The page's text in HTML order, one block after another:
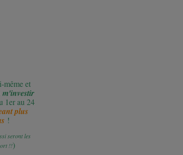
même et
m'investir
1er au 24
plus
!
seront les
!!)